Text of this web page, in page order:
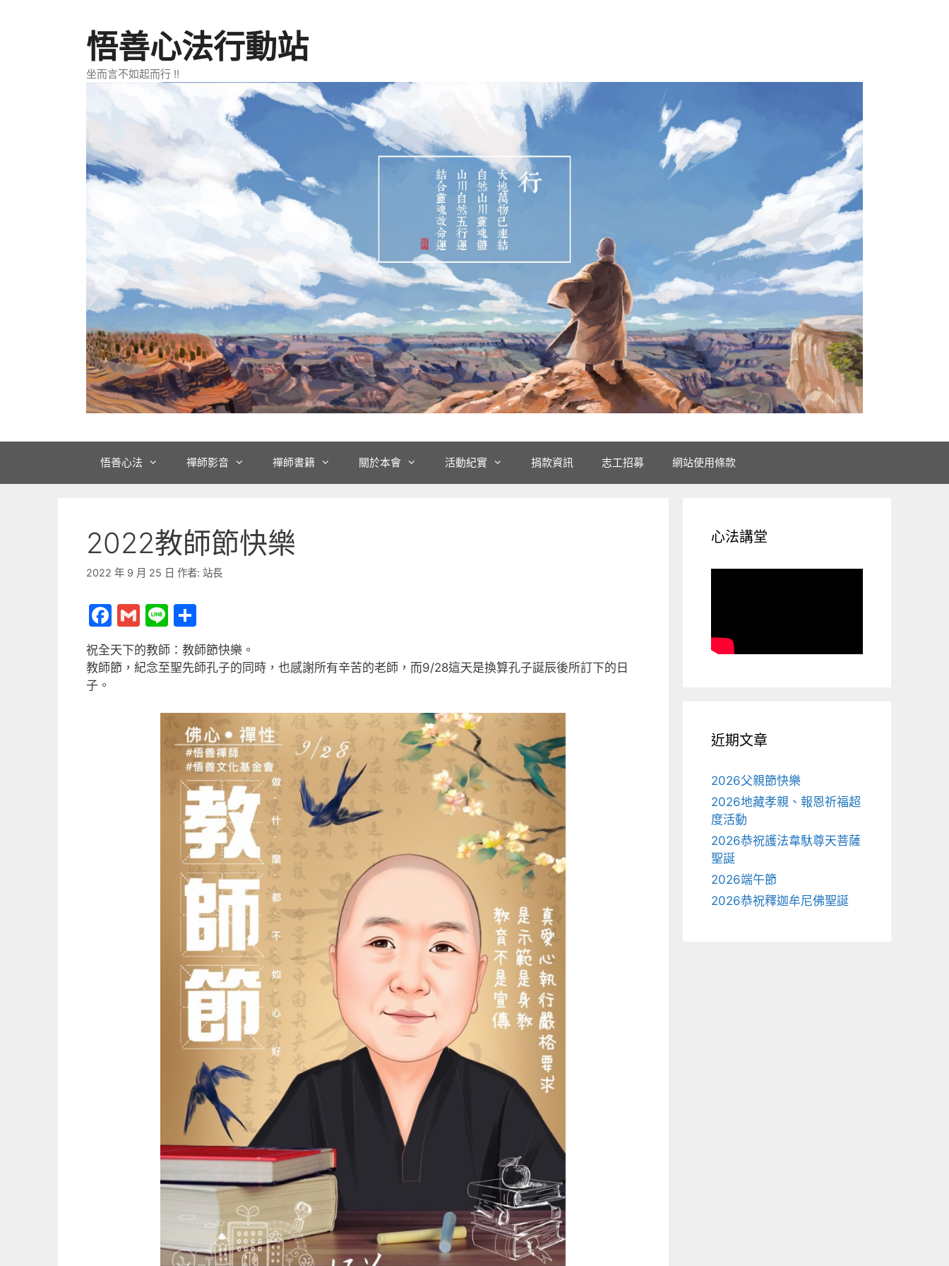
悟善心法行動站
坐而言不如起而行 !!
悟善心法 禪師影音 禪師書籍 關於本會 活動紀實 捐款資訊 志工招募 網站使用條款
2022教師節快樂
2022 年 9 月 25 日 作者: 站長
F
a
c
e
G
m
ai
l
Li
n
e
享
祝全天下的教師：教師節快樂。
教師節，紀念至聖先師孔子的同時，也感謝所有辛苦的老師，而9/28這天是換算孔子誕辰後所訂下的日
子。
心法講堂
近期文章
2026父親節快樂
2026地藏孝親、報恩祈福超
度活動
2026恭祝護法韋馱尊天菩薩
聖誕
2026端午節
2026恭祝釋迦牟尼佛聖誕